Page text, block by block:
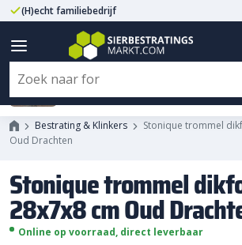
(H)echt familiebedrijf
Bestrating & Klinkers
Stonique trommel
Oud Drachten
Stonique trommel
28x7x8 cm Oud
Online op voorraad, direct leverbaar
Stonique trommel
28x7x8 cm Oud Drachten